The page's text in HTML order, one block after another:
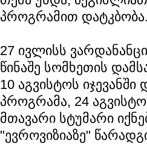
პროგრამით დატკბობა.
27 ივლისს
წინაშე სომხეთის
10 აგვისტოს
პროგრამა, 24
მთავარი სტუმარი
"ევროვიზიაზე"